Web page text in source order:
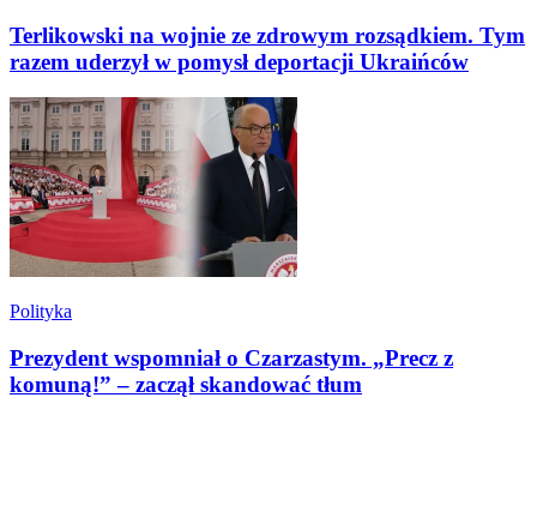
Terlikowski na wojnie ze zdrowym rozsądkiem. Tym
razem uderzył w pomysł deportacji Ukraińców
Polityka
Prezydent wspomniał o Czarzastym. „Precz z
komuną!” – zaczął skandować tłum